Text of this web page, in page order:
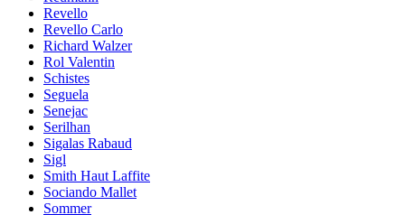
Revello
Revello Carlo
Richard Walzer
Rol Valentin
Schistes
Seguela
Senejac
Serilhan
Sigalas Rabaud
Sigl
Smith Haut Laffite
Sociando Mallet
Sommer